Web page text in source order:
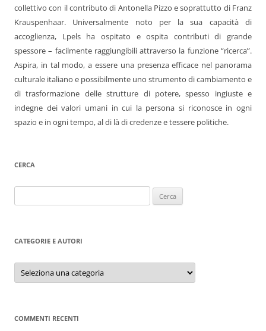
collettivo con il contributo di Antonella Pizzo e soprattutto di Franz
Krauspenhaar. Universalmente noto per la sua capacità di
accoglienza, Lpels ha ospitato e ospita contributi di grande
spessore – facilmente raggiungibili attraverso la funzione “ricerca”.
Aspira, in tal modo, a essere una presenza efficace nel panorama
culturale italiano e possibilmente uno strumento di cambiamento e
di trasformazione delle strutture di potere, spesso ingiuste e
indegne dei valori umani in cui la persona si riconosce in ogni
spazio e in ogni tempo, al di là di credenze e tessere politiche.
CERCA
per:
CATEGORIE E AUTORI
Categorie
autori
COMMENTI RECENTI